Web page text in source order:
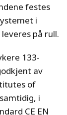
festes
i
på rull.
133-
av
of
i
CE EN